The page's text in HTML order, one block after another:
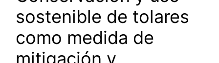
sostenible de tolares
como medida de
mitigación y